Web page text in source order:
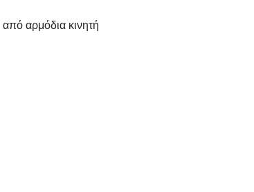
από αρμόδια κινητή